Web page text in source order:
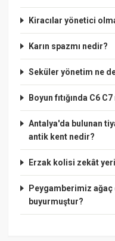
Kiracılar yönetici
Karın spazmı nedir?
Seküler yönetim ne
Boyun fıtığında C6
Antalya'da bulunan
antik kent nedir?
Erzak kolisi zekât
Peygamberimiz
buyurmuştur?